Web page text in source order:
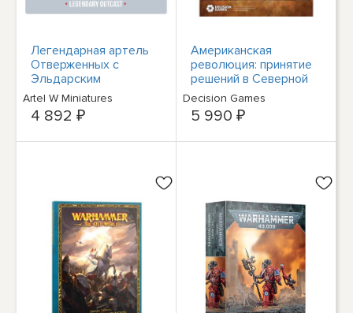
Легендарная артель
Отверженных с
Эльдарским
снайпером
Artel W Miniatures
4 892 ₽
Американская
революция: принятие
решений в Северной
Америке 1775-82
Решающие игры 1405
Decision Games
5 990 ₽